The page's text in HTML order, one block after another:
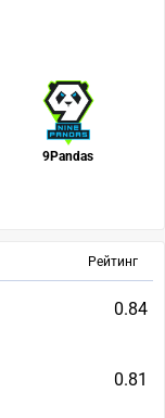
Рейтинг
0.84
0.81
9Pandas